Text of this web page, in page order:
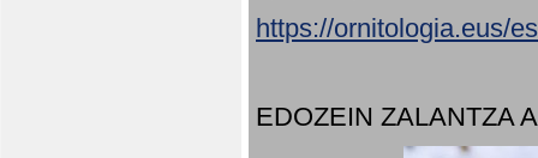
https://ornitologia.eus/
EDOZEIN ZALANTZA